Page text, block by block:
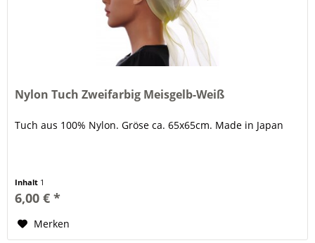
Nylon Tuch Zweifarbig Meisgelb-Weiß
Tuch aus 100% Nylon. Gröse ca. 65x65cm. Made in Japan
Inhalt 1
6,00 € *
Merken